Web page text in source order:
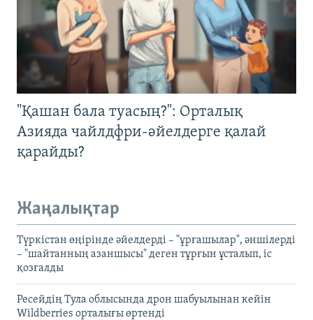
"Қашан бала туасың?": Орталық
Азияда чайлдфри-әйелдерге қалай
қарайды?
Жаңалықтар
Түркістан өңірінде әйелдерді – "ұрғашылар", әншілерді
– "шайтанның азаншысы" деген тұрғын ұсталып, іс
қозғалды
Ресейдің Тула облысында дрон шабуылынан кейін
Wildberries орталығы өртенді